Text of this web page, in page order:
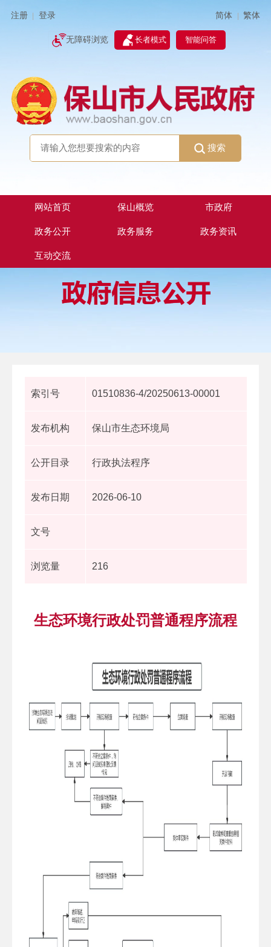
注册 登录 简体 | 繁体
无障碍浏览 长者模式 智能问答
搜索
网站首页 保山概览 市政府
政务公开 政务服务 政务资讯
互动交流
索引号 01510836-4/20250613-00001
发布机构 保山市生态环境局
公开目录 行政执法程序
发布日期 2026-06-10
文号
浏览量 216
生态环境行政处罚普通程序流程